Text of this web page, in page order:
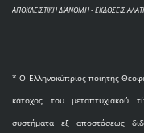
ΑΠΟΚΛΕΙΣΤΙΚΗ ΔΙΑΝΟΜΗ - ΕΚΔΟΣΕΙΣ ΑΛΑΤΙ
* O Eλληνοκύπριος ποιητής
κάτοχος του μεταπτυχιακού
συστήματα εξ αποστάσεως